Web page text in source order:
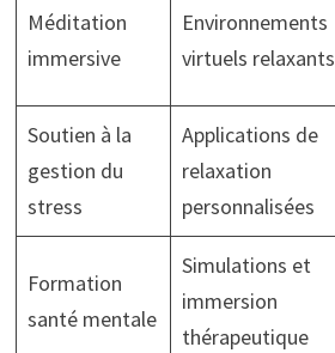
Méditation
immersive
Environnements
virtuels relaxants
Soutien à la
gestion du
stress
Applications de
relaxation
personnalisées
Formation
santé mentale
Simulations et
immersion
thérapeutique